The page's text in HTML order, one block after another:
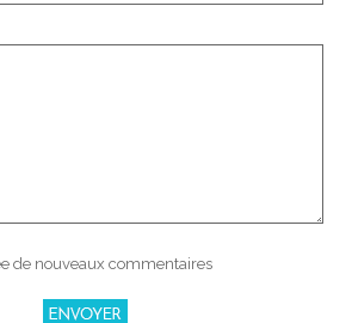
de nouveaux commentaires